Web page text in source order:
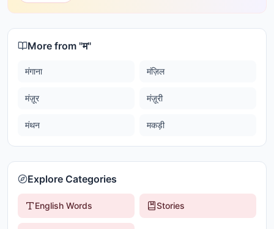
More from "म"
मंगाना मंज़िल
मंज़ूर मंज़ूरी
मंथन मकड़ी
Explore Categories
English Words Stories